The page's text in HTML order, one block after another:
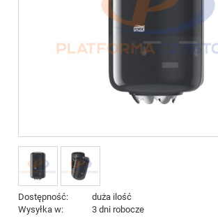
Dostępność:
duża ilość
Wysyłka w:
3 dni robocze